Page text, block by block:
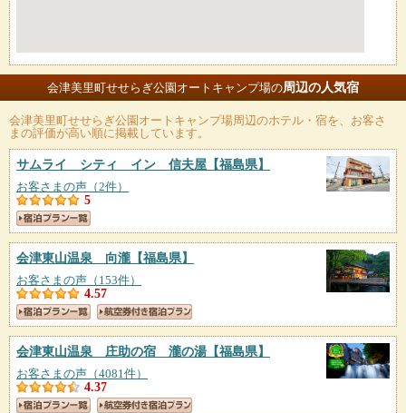
会津美里町せせらぎ公園オートキャンプ場の周辺の人気宿
会津美里町せせらぎ公園オートキャンプ場周辺のホテル・宿を、お客さ
まの評価が高い順に掲載しています。
サムライ シティ イン 信夫屋 【福島県】
お客さまの声（2件）
5
会津東山温泉 向瀧 【福島県】
お客さまの声（153件）
4.57
会津東山温泉 庄助の宿 瀧の湯【福島県】
お客さまの声（4081件）
4.37